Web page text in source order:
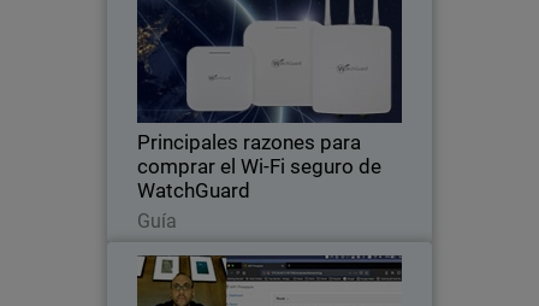
Principales razones para
comprar el Wi-Fi seguro de
WatchGuard
Guía
Descubra los beneficios de los puntos
de acceso WatchGuard Wi-Fi 6 y cómo
pueden mejorar la seguridad y el
desempeño de su red inalámbrica.
Leer ahora
Alerta de gemelo malvado:
seguridad de red débil expuesta